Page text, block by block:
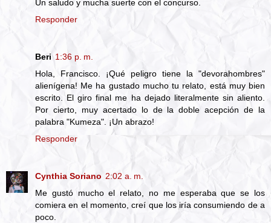
Un saludo y mucha suerte con el concurso.
Responder
Beri 1:36 p. m.
Hola, Francisco. ¡Qué peligro tiene la "devorahombres"
alienígena! Me ha gustado mucho tu relato, está muy bien
escrito. El giro final me ha dejado literalmente sin aliento.
Por cierto, muy acertado lo de la doble acepción de la
palabra "Kumeza". ¡Un abrazo!
Responder
Cynthia Soriano 2:02 a. m.
Me gustó mucho el relato, no me esperaba que se los
comiera en el momento, creí que los iría consumiendo de a
poco.